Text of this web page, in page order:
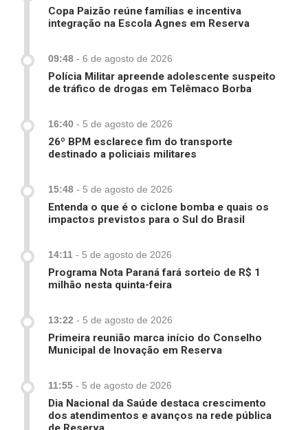
Copa Paizão reúne famílias e incentiva
integração na Escola Agnes em Reserva
09:48 - 6 de agosto de 2026
Polícia Militar apreende adolescente suspeito
de tráfico de drogas em Telêmaco Borba
16:40 - 5 de agosto de 2026
26º BPM esclarece fim do transporte
destinado a policiais militares
15:48 - 5 de agosto de 2026
Entenda o que é o ciclone bomba e quais os
impactos previstos para o Sul do Brasil
14:11 - 5 de agosto de 2026
Programa Nota Paraná fará sorteio de R$ 1
milhão nesta quinta-feira
13:22 - 5 de agosto de 2026
Primeira reunião marca início do Conselho
Municipal de Inovação em Reserva
11:55 - 5 de agosto de 2026
Dia Nacional da Saúde destaca crescimento
dos atendimentos e avanços na rede pública